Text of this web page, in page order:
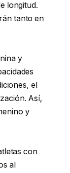
longitud.
tanto en
y
el
Así,
y
con
al